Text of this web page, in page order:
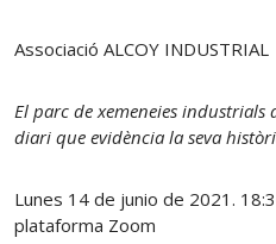
Associació ALCOY INDUSTRIAL
El parc de xemeneies industrials
diari que evidència la seva
Lunes 14 de junio de 2021.
plataforma Zoom